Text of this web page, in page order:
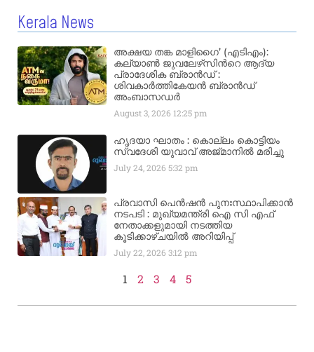
Kerala News
അക്ഷയ തങ്ക മാളിഗൈ’ (എടിഎം):
കല്യാണ്‍ ജുവലേഴ്‌സിന്‍റെ ആദ്യ
പ്രാദേശിക ബ്രാന്‍ഡ് :
ശിവകാര്‍ത്തികേയന്‍ ബ്രാന്‍ഡ്
അംബാസഡര്‍
August 3, 2026 12:25 pm
ഹൃദയാ ഘാതം : കൊല്ലം കൊട്ടിയം
സ്വദേശി യുവാവ് അജ്മാനിൽ മരിച്ചു
July 24, 20265:32 pm
പ്രവാസി പെൻഷൻ പുനഃസ്ഥാപിക്കാൻ
നടപടി : മുഖ്യമന്ത്രി ഐ സി എഫ്
നേതാക്കളുമായി നടത്തിയ
കൂടിക്കാഴ്ചയിൽ അറിയിപ്പ്
July 22, 20263:12 pm
1 2 3 4 5